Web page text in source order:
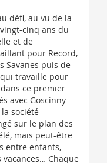
défi, au vu de la
cinq ans du
et de
pour Record,
Savanes puis de
qui travaille pour
ce premier
avec Goscinny
société
sur le plan des
mais peut-être
entre enfants,
vacances… Chaque